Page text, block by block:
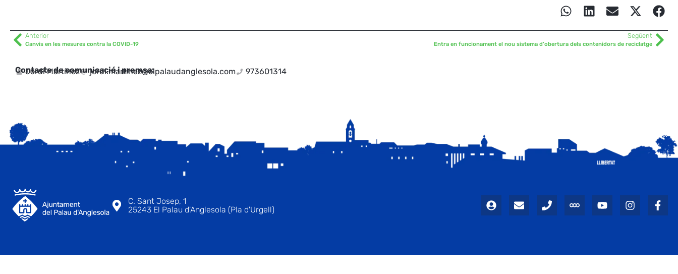
Anterior
Canvis en les mesures contra la COVID-19
Següent
Entra en funcionament el nou sistema d’obertura dels contenidors de reciclatge
Contacte de comunicació i premsa:
Jordi Martínez jordi.martinez@elpalaudanglesola.com 973601314
C. Sant Josep, 1
25243 El Palau d'Anglesola (Pla d'Urgell)